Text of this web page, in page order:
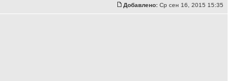
Добавлено: Ср сен 16, 2015 15:35